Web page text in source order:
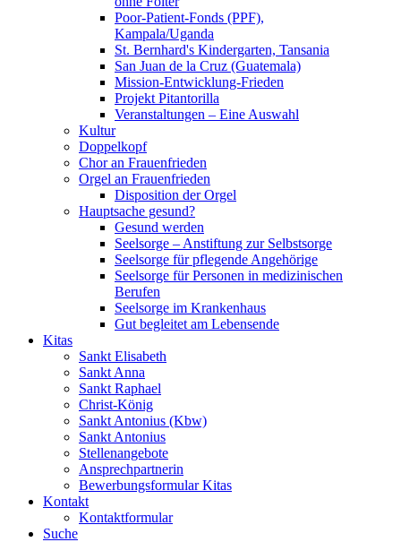
Poor-Patient-Fonds (PPF),
Kampala/Uganda
St. Bernhard's Kindergarten, Tansania
San Juan de la Cruz (Guatemala)
Mission-Entwicklung-Frieden
Projekt Pitantorilla
Veranstaltungen – Eine Auswahl
Kultur
Doppelkopf
Chor an Frauenfrieden
Orgel an Frauenfrieden
Disposition der Orgel
Hauptsache gesund?
Gesund werden
Seelsorge – Anstiftung zur Selbstsorge
Seelsorge für pflegende Angehörige
Seelsorge für Personen in medizinischen
Berufen
Seelsorge im Krankenhaus
Gut begleitet am Lebensende
Kitas
Sankt Elisabeth
Sankt Anna
Sankt Raphael
Christ-König
Sankt Antonius (Kbw)
Sankt Antonius
Stellenangebote
Ansprechpartnerin
Bewerbungsformular Kitas
Kontakt
Kontaktformular
Suche